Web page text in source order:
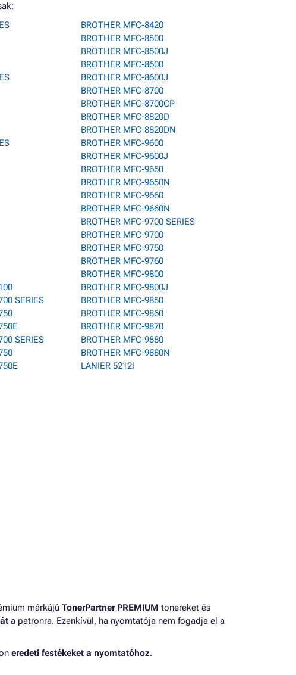
SERIES
SERIES
BROTHER MFC-8420
BROTHER MFC-8500
BROTHER MFC-8500J
BROTHER MFC-8600
BROTHER MFC-8600J
BROTHER MFC-8700
BROTHER MFC-8700CP
BROTHER MFC-8820D
BROTHER MFC-8820DN
BROTHER MFC-9600
BROTHER MFC-9600J
BROTHER MFC-9650
BROTHER MFC-9650N
BROTHER MFC-9660
BROTHER MFC-9660N
BROTHER MFC-9700 SERIES
BROTHER MFC-9700
BROTHER MFC-9750
BROTHER MFC-9760
BROTHER MFC-9800
BROTHER MFC-9800J
BROTHER MFC-9850
BROTHER MFC-9860
BROTHER MFC-9870
BROTHER MFC-9880
BROTHER MFC-9880N
LANIER 5212I
márkájú TonerPartner PREMIUM tonereket és
a patronra. Ezenkívül, ha nyomtatója nem fogadja el a
eredeti festékeket a nyomtatóhoz.